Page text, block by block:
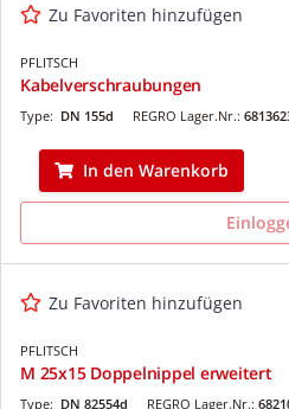
Zu Favoriten hinzufügen
PFLITSCH
Kabelverschraubungen
REGRO Lager.Nr.:
Type: DN 155d
In den Warenkorb
Zu Favoriten hinzufügen
PFLITSCH
M 25x15 Doppelnippel erweitert
REGRO Lager.Nr.:
Type: DN 82554d